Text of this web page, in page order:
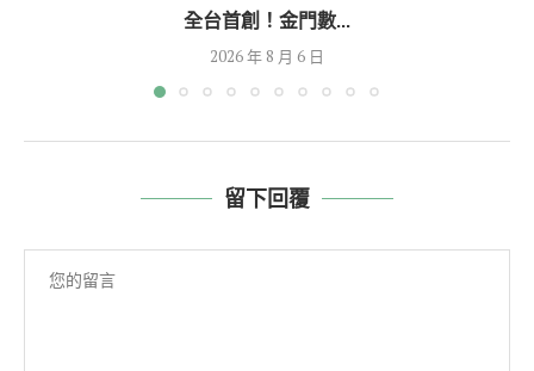
全台首創！金門數...
2026 年 8 月 6 日
留下回覆